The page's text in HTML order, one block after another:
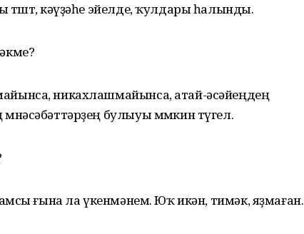
кәүҙәһе эйелде, ҡулдары һалынды.
никахлашмайынса, атай-әсәйеңдең
булыуы мөмкин түгел.
ғына ла үкенмәнем. Юҡ икән, тимәк, яҙмаған.